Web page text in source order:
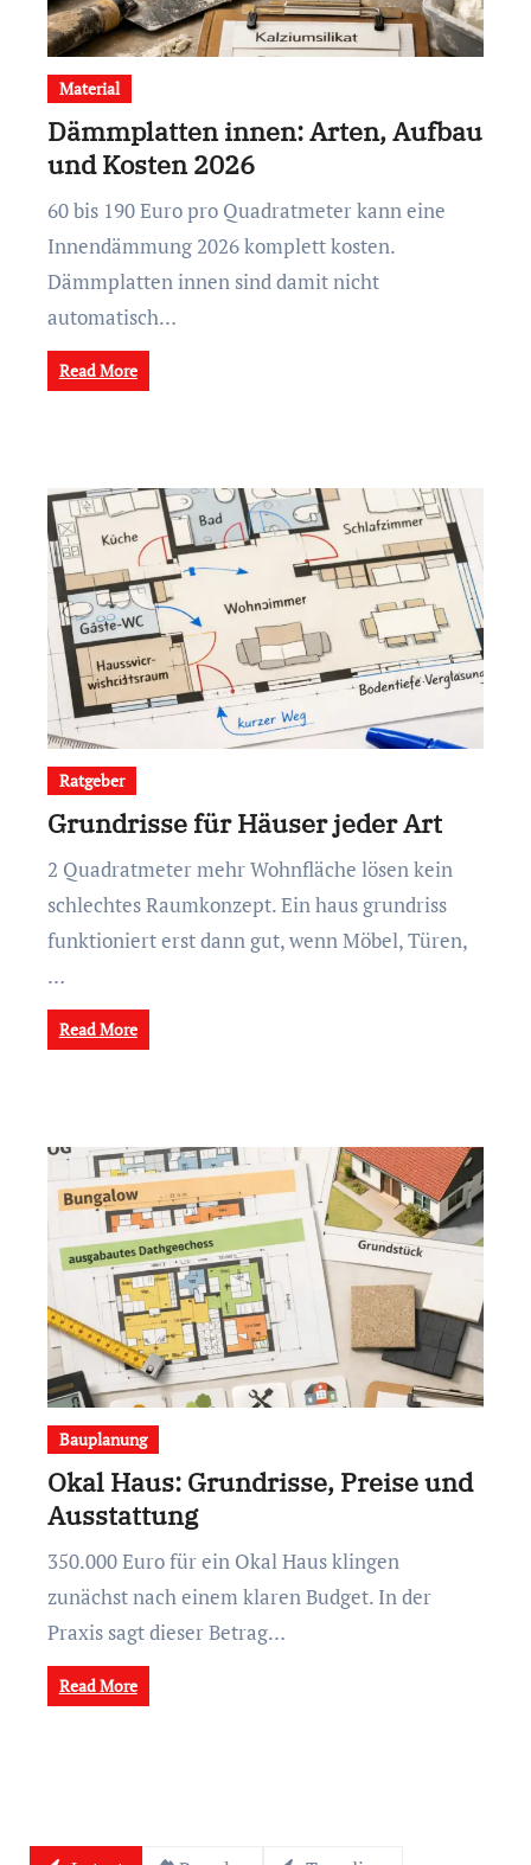
Material
Dämmplatten innen: Arten, Aufbau
und Kosten 2026
60 bis 190 Euro pro Quadratmeter kann eine
Innendämmung 2026 komplett kosten.
Dämmplatten innen sind damit nicht
automatisch…
Read More
Ratgeber
Grundrisse für Häuser jeder Art
2 Quadratmeter mehr Wohnfläche lösen kein
schlechtes Raumkonzept. Ein haus grundriss
funktioniert erst dann gut, wenn Möbel, Türen,
…
Read More
Bauplanung
Okal Haus: Grundrisse, Preise und
Ausstattung
350.000 Euro für ein Okal Haus klingen
zunächst nach einem klaren Budget. In der
Praxis sagt dieser Betrag…
Read More